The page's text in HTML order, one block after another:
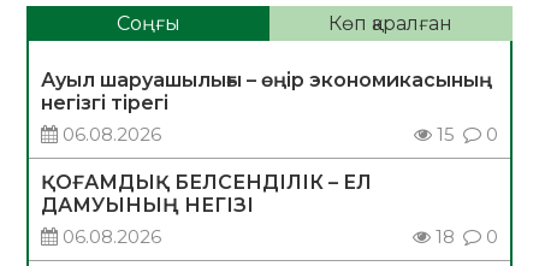
Соңғы Көп қаралған
Ауыл шаруашылығы – өңір экономикасының
негізгі тірегі
06.08.2026
15 0
ҚОҒАМДЫҚ БЕЛСЕНДІЛІК – ЕЛ
ДАМУЫНЫҢ НЕГІЗІ
06.08.2026
18 0